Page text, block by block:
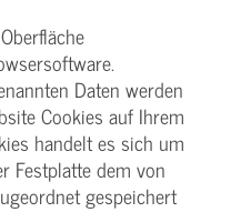
Daten werden
Cookies auf Ihrem
handelt es sich um
Festplatte dem von
gespeichert